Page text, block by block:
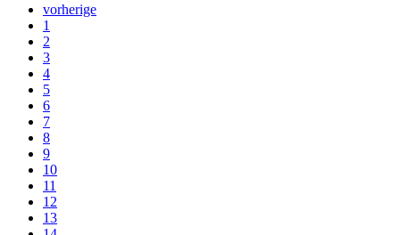
vorherige
1
2
3
4
5
6
7
8
9
10
11
12
13